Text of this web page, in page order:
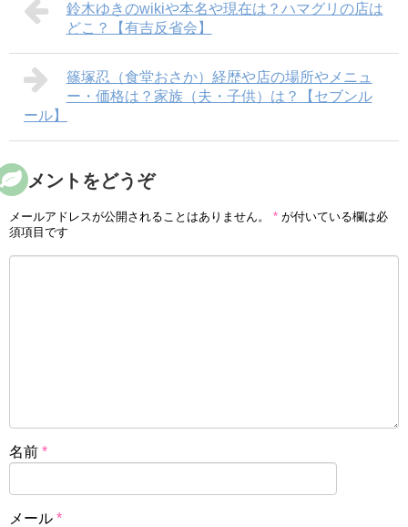
鈴木ゆきのwikiや本名や現在は？ハマグリの店は
どこ？【有吉反省会】
篠塚忍（食堂おさか）経歴や店の場所やメニュ
ー・価格は？家族（夫・子供）は？【セブンル
ール】
コメントをどうぞ
メールアドレスが公開されることはありません。 * が付いている欄は必
須項目です
名前 *
メール *